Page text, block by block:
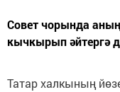
Совет чорында
кычкырып әйтергә
Татар халкының